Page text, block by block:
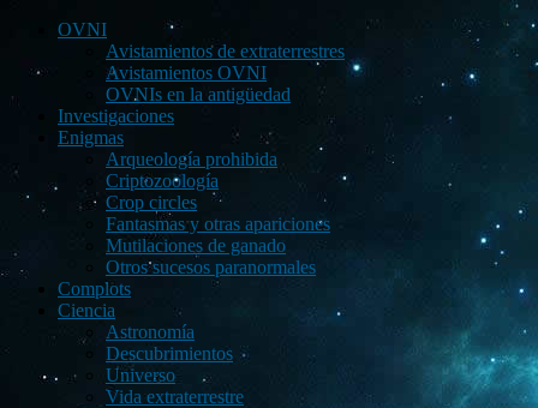
OVNI
Avistamientos de extraterrestres
Avistamientos OVNI
OVNIs en la antigüedad
Investigaciones
Enigmas
Arqueología prohibida
Criptozoología
Crop circles
Fantasmas y otras apariciones
Mutilaciones de ganado
Otros sucesos paranormales
Complots
Ciencia
Astronomía
Descubrimientos
Universo
Vida extraterrestre